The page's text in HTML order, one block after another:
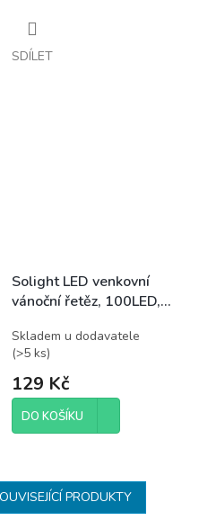
SDÍLET
Solight LED venkovní
vánoční řetěz, 100LED,
funkcí, IP44. 3x AA,
studená bílá
Skladem u dodavatele
(>5 ks)
129 Kč
DO KOŠÍKU
PRODUKTY